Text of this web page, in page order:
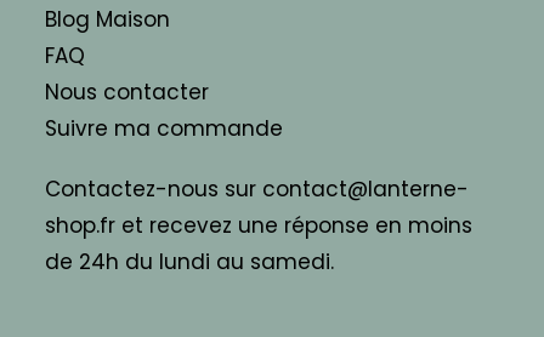
Blog Maison
FAQ
Nous contacter
Suivre ma commande
Contactez-nous sur contact@lanterne-
shop.fr et recevez une réponse en moins
de 24h du lundi au samedi.